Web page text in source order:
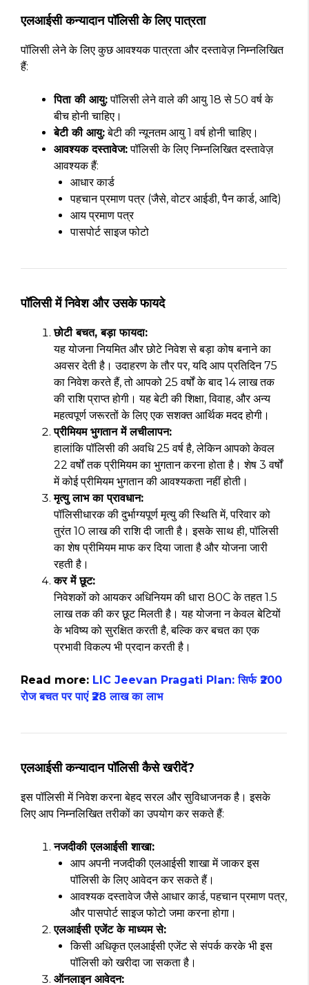
एलआईसी कन्यादान पॉलिसी के लिए पात्रता
पॉलिसी लेने के लिए कुछ आवश्यक पात्रता और दस्तावेज़ निम्नलिखित
हैं:
पिता की आयु:पॉलिसी लेने वाले की आयु 18 से 50 वर्ष के
बीच होनी चाहिए।
बेटी की आयु:बेटी की न्यूनतम आयु 1 वर्ष होनी चाहिए।
आवश्यक दस्तावेज:पॉलिसी के लिए निम्नलिखित दस्तावेज़
आवश्यक हैं:
आधार कार्ड
पहचान प्रमाण पत्र (जैसे, वोटर आईडी, पैन कार्ड, आदि)
आय प्रमाण पत्र
पासपोर्ट साइज फोटो
पॉलिसी में निवेश और उसके फायदे
छोटी बचत, बड़ा फायदा:
यह योजना नियमित और छोटे निवेश से बड़ा कोष बनाने का
अवसर देती है। उदाहरण के तौर पर, यदि आप प्रतिदिन ₹75
का निवेश करते हैं, तो आपको 25 वर्षों के बाद ₹14 लाख तक
की राशि प्राप्त होगी। यह बेटी की शिक्षा, विवाह, और अन्य
महत्वपूर्ण जरूरतों के लिए एक सशक्त आर्थिक मदद होगी।
प्रीमियम भुगतान में लचीलापन:
हालांकि पॉलिसी की अवधि 25 वर्ष है, लेकिन आपको केवल
22 वर्षों तक प्रीमियम का भुगतान करना होता है। शेष 3 वर्षों
में कोई प्रीमियम भुगतान की आवश्यकता नहीं होती।
मृत्यु लाभ का प्रावधान:
पॉलिसीधारक की दुर्भाग्यपूर्ण मृत्यु की स्थिति में, परिवार को
तुरंत ₹10 लाख की राशि दी जाती है। इसके साथ ही, पॉलिसी
का शेष प्रीमियम माफ कर दिया जाता है और योजना जारी
रहती है।
कर में छूट:
निवेशकों को आयकर अधिनियम की धारा 80C के तहत ₹1.5
लाख तक की कर छूट मिलती है। यह योजना न केवल बेटियों
के भविष्य को सुरक्षित करती है, बल्कि कर बचत का एक
प्रभावी विकल्प भी प्रदान करती है।
Read more: LIC Jeevan Pragati Plan: सिर्फ ₹200
रोज बचत पर पाएं ₹28 लाख का लाभ
एलआईसी कन्यादान पॉलिसी कैसे खरीदें?
इस पॉलिसी में निवेश करना बेहद सरल और सुविधाजनक है। इसके
लिए आप निम्नलिखित तरीकों का उपयोग कर सकते हैं:
नजदीकी एलआईसी शाखा:
आप अपनी नजदीकी एलआईसी शाखा में जाकर इस
पॉलिसी के लिए आवेदन कर सकते हैं।
आवश्यक दस्तावेज जैसे आधार कार्ड, पहचान प्रमाण पत्र,
और पासपोर्ट साइज फोटो जमा करना होगा।
एलआईसी एजेंट के माध्यम से:
किसी अधिकृत एलआईसी एजेंट से संपर्क करके भी इस
पॉलिसी को खरीदा जा सकता है।
ऑनलाइन आवेदन: